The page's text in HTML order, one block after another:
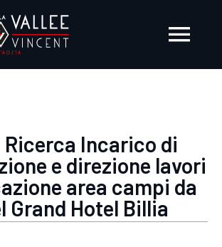
Incarico di
e direzione lavori
area campi da
Grand Hotel Billia